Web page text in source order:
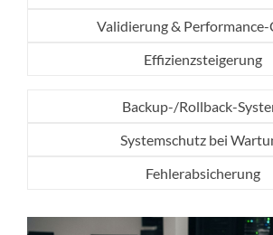
Validierung & Performance-
Effizienzsteigerung
Backup-/Rollback-
Systemschutz bei
Fehlerabsicherung